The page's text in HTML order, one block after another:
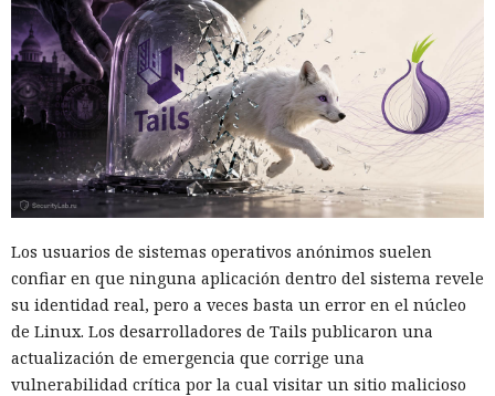
Los usuarios de sistemas operativos anónimos suelen
confiar en que ninguna aplicación dentro del sistema revele
su identidad real, pero a veces basta un error en el núcleo
de Linux. Los desarrolladores de Tails publicaron una
actualización de emergencia que corrige una
vulnerabilidad crítica por la cual visitar un sitio malicioso